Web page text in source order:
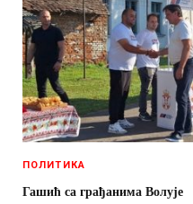
ПОЛИТИКА
Гашић са грађанима Волује